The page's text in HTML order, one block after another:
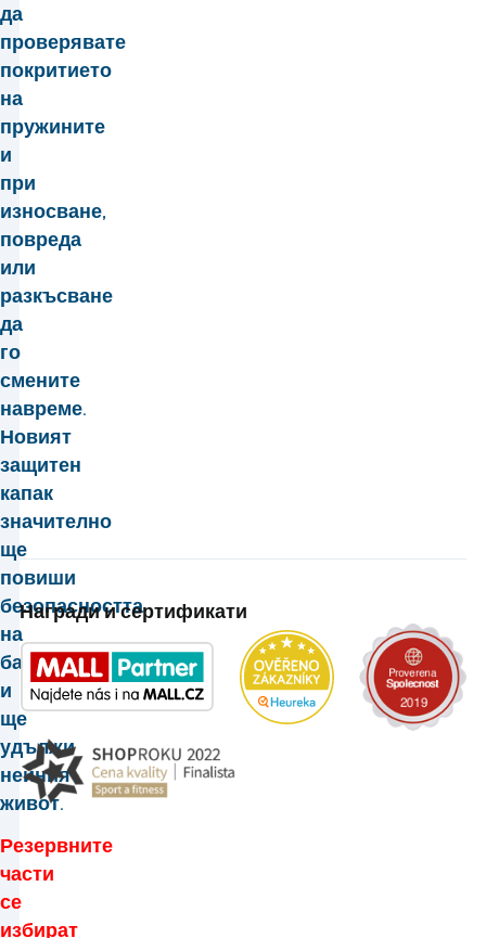
да
проверявате
покритието
на
пружините
и
при
износване,
повреда
или
разкъсване
да
го
смените
навреме.
Новият
защитен
капак
значително
ще
повиши
безопасността
на
батутата
и
ще
удължи
нейния
живот.
Резервните
части
се
избират
Награди и сертификати